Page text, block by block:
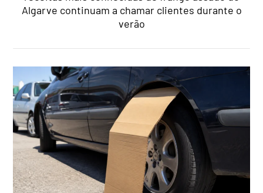
Algarve continuam a chamar clientes durante o
verão